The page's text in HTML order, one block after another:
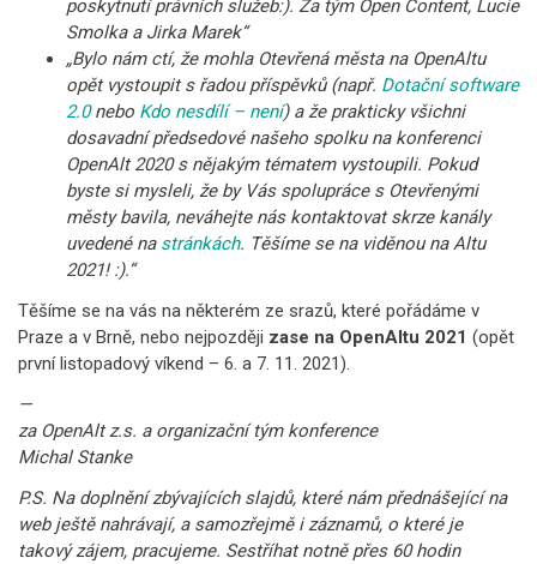
poskytnutí právních služeb:). Za tým Open Content, Lucie
Smolka a Jirka Marek“
„Bylo nám ctí, že mohla Otevřená města na OpenAltu
opět vystoupit s řadou příspěvků (např. Dotační software
2.0nebo Kdo nesdílí – není) a že prakticky všichni
dosavadní předsedové našeho spolku na konferenci
OpenAlt 2020 s nějakým tématem vystoupili. Pokud
byste si mysleli, že by Vás spolupráce s Otevřenými
městy bavila, neváhejte nás kontaktovat skrze kanály
uvedené na stránkách. Těšíme se na viděnou na Altu
2021! :).“
Těšíme se na vás na některém ze srazů, které pořádáme v
Praze a v Brně, nebo nejpozději zase na OpenAltu 2021 (opět
první listopadový víkend – 6. a 7. 11. 2021).
—
za OpenAlt z.s. a organizační tým konference
Michal Stanke
P.S. Na doplnění zbývajících slajdů, které nám přednášející na
web ještě nahrávají, a samozřejmě i záznamů, o které je
takový zájem, pracujeme. Sestříhat notně přes 60 hodin